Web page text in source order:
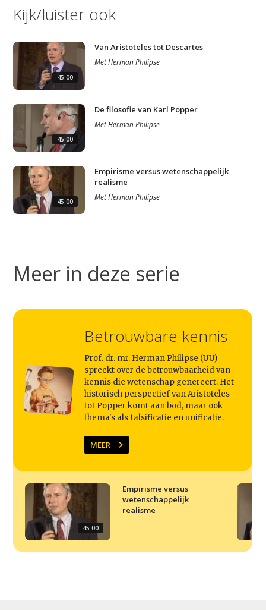
Home
Agenda
Video
Podcast
Artikelen
Contact
Kijk/luister ook
45:00
Van Aristoteles tot Descartes
MetHerman Philipse
45:00
De filosofie van Karl Popper
MetHerman Philipse
45:00
Empirisme versus wetenschappelijk
realisme
MetHerman Philipse
Meer in deze serie
Betrouwbare kennis
Prof. dr. mr. Herman Philipse (UU)
spreekt over de betrouwbaarheid van
kennis die wetenschap genereert. Het
historisch perspectief van Aristoteles
tot Popper komt aan bod, maar ook
thema's als falsificatie en unificatie.
MEER
45:00
Empirisme versus
wetenschappelijk
realisme